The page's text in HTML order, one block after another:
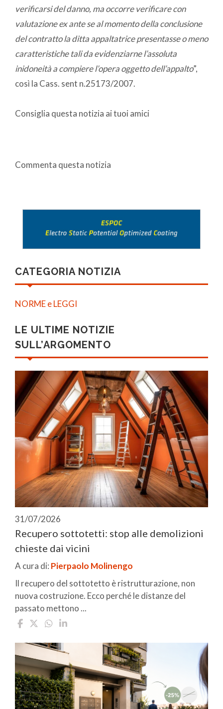
verificarsi del danno, ma occorre verificare con
valutazione ex ante se al momento della conclusione
del contratto la ditta appaltatrice presentasse o meno
caratteristiche tali da evidenziarne l’assoluta
inidoneità a compiere l’opera oggetto dell’appalto”,
così la Cass. sent n.25173/2007.
Consiglia questa notizia ai tuoi amici
Commenta questa notizia
CATEGORIA NOTIZIA
NORME e LEGGI
LE ULTIME NOTIZIE
SULL’ARGOMENTO
31/07/2026
Recupero sottotetti: stop alle demolizioni
chieste dai vicini
A cura di: Pierpaolo Molinengo
Il recupero del sottotetto è ristrutturazione, non
nuova costruzione. Ecco perché le distanze del
passato mettono ...